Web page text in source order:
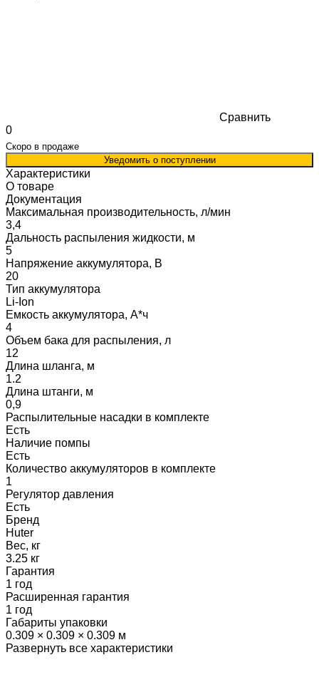
Сравнить
0
Скоро в продаже
Уведомить о поступлении
Характеристики
О товаре
Документация
Максимальная производительность, л/мин
3,4
Дальность распыления жидкости, м
5
Напряжение аккумулятора, В
20
Тип аккумулятора
Li-Ion
Емкость аккумулятора, А*ч
4
Объем бака для распыления, л
12
Длина шланга, м
1.2
Длина штанги, м
0,9
Распылительные насадки в комплекте
Есть
Наличие помпы
Есть
Количество аккумуляторов в комплекте
1
Регулятор давления
Есть
Бренд
Huter
Вес, кг
3.25 кг
Гарантия
1 год
Расширенная гарантия
1 год
Габариты упаковки
0.309 × 0.309 × 0.309 м
Развернуть все характеристики